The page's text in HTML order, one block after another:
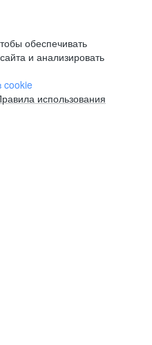
обеспечивать
и анализировать
cookie
использования